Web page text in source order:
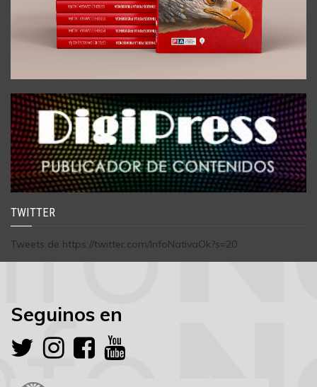
TWITTER
Tweets de https://twitter.com/InfoNativaOk?s=20
Seguinos en